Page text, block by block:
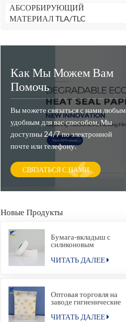
АБСОРБИРУЮЩИЙ
МАТЕРИАЛ TLA/TLC
Как Мы Можем Вам
Помочь
Вы можете связаться с нами любым
удобным для вас способом. Мы
доступны 24/7 по электронной
почте или телефону.
СВЯЗАТЬСЯ С НАМИ
Новые Продукты
Бумага-вкладыш с
силиконовым
ЧИТАТЬ ДАЛЕЕ
Оптовая торговля на
заводе гигиенические
прокладки для салфеток
бумажный мешок
ЧИТАТЬ ДАЛЕЕ